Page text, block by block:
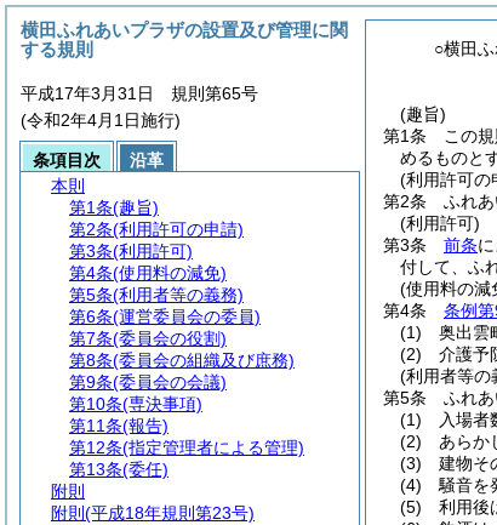
○横田
(趣旨)
第1条
この規
めるものと
(利用許可の
第2条
ふれ
(利用許可)
第3条
前条
付して、ふ
(使用料の減
第4条
条例
(1)
奥出雲
(2)
介護予
(利用者等の
第5条
ふれ
(1)
入場者
(2)
あらか
(3)
建物そ
(4)
騒音を
(5)
利用後
横田ふれあいプラザの設置及び管理に関
する規則
平成17年3月31日 規則第65号
(令和2年4月1日施行)
条項目次
沿革
本則
第1条(趣旨)
第2条(利用許可の申請)
第3条(利用許可)
第4条(使用料の減免)
第5条(利用者等の義務)
第6条(運営委員会の委員)
第7条(委員会の役割)
第8条(委員会の組織及び庶務)
第9条(委員会の会議)
第10条(専決事項)
第11条(報告)
第12条(指定管理者による管理)
第13条(委任)
附則
附則 (平成18年規則第23号)